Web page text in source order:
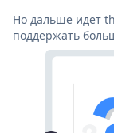
Но дальше идет
поддержать